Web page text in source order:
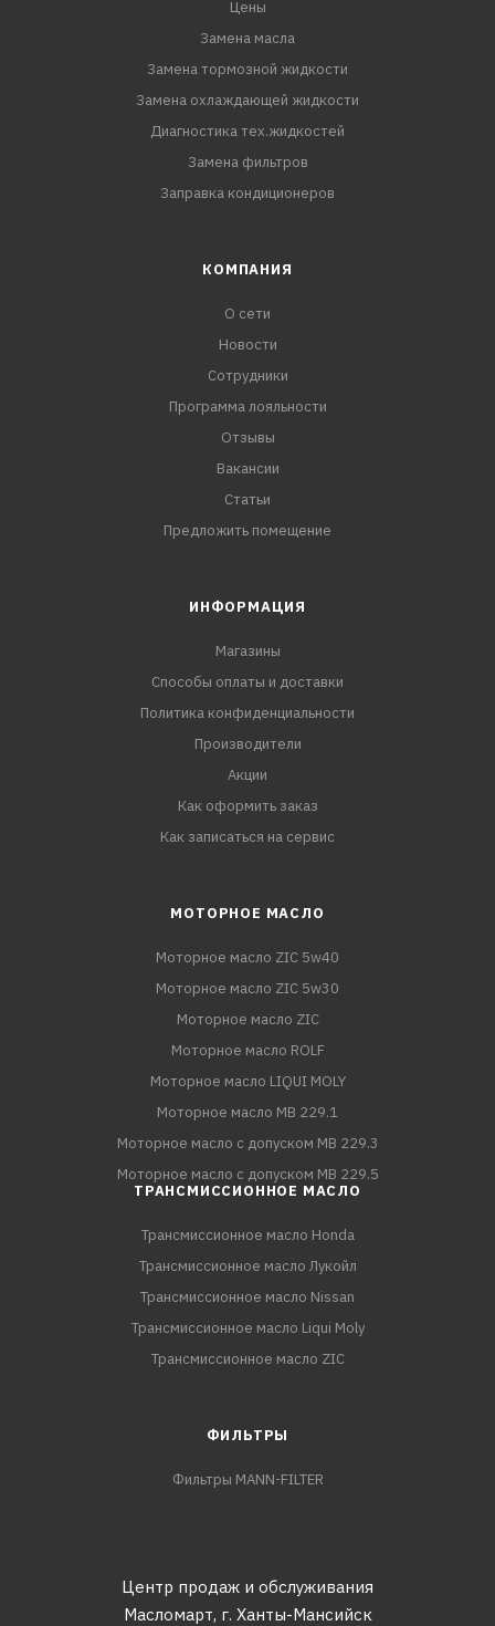
Цены
Замена масла
Замена тормозной жидкости
Замена охлаждающей жидкости
Диагностика тех.жидкостей
Замена фильтров
Заправка кондиционеров
КОМПАНИЯ
О сети
Новости
Сотрудники
Программа лояльности
Отзывы
Вакансии
Статьи
Предложить помещение
ИНФОРМАЦИЯ
Магазины
Способы оплаты и доставки
Политика конфиденциальности
Производители
Акции
Как оформить заказ
Как записаться на сервис
МОТОРНОЕ МАСЛО
Моторное масло ZIC 5w40
Моторное масло ZIC 5w30
Моторное масло ZIC
Моторное масло ROLF
Моторное масло LIQUI MOLY
Моторное масло MB 229.1
Моторное масло с допуском MB 229.3
Моторное масло с допуском MB 229.5
ТРАНСМИССИОННОЕ МАСЛО
Трансмиссионное масло Honda
Трансмиссионное масло Лукойл
Трансмиссионное масло Nissan
Трансмиссионное масло Liqui Moly
Трансмиссионное масло ZIC
ФИЛЬТРЫ
Фильтры MANN-FILTER
Центр продаж и обслуживания
Масломарт, г. Ханты-Мансийск